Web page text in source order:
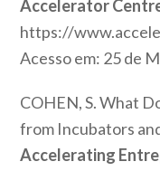
Accelerator
https://
Acesso em: 25 de
COHEN, S. What
from Incubators
Accelerating